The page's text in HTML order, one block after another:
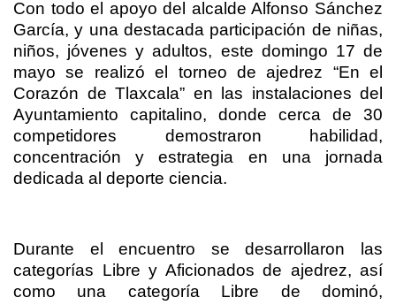
Con todo el apoyo del alcalde Alfonso Sánchez
García, y una destacada participación de niñas,
niños, jóvenes y adultos, este domingo 17 de
mayo se realizó el torneo de ajedrez “En el
Corazón de Tlaxcala” en las instalaciones del
Ayuntamiento capitalino, donde cerca de 30
competidores demostraron habilidad,
concentración y estrategia en una jornada
dedicada al deporte ciencia.
Durante el encuentro se desarrollaron las
categorías Libre y Aficionados de ajedrez, así
como una categoría Libre de dominó,